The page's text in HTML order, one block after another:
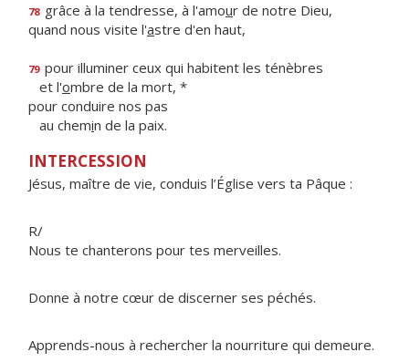
78 grâce à la tendresse, à l'amour de notre Dieu,
quand nous visite l'astre d'en haut,
79 pour illuminer ceux qui habitent les ténèbres
et l'ombre de la mort, *
pour conduire nos pas
au chemin de la paix.
INTERCESSION
Jésus, maître de vie, conduis l’Église vers ta Pâque :
R/
Nous te chanterons pour tes merveilles.
Donne à notre cœur de discerner ses péchés.
Apprends-nous à rechercher la nourriture qui demeure.